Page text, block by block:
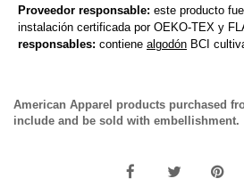
Proveedor responsable: este producto
instalación certificada por OEKO-TEX y
responsables: contiene algodón BCI
American Apparel products purchased
include and be sold with embellishment.